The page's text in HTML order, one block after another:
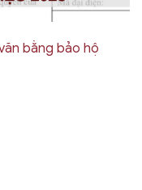
bằng bảo hộ